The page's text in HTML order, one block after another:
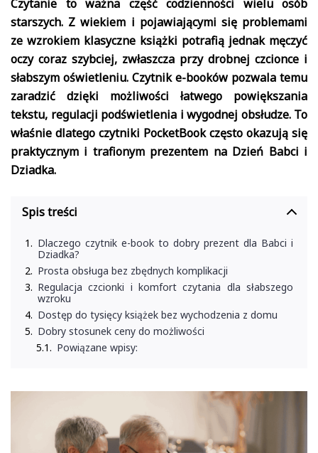
Czytanie to ważna część codzienności wielu osób
starszych. Z wiekiem i pojawiającymi się problemami
ze wzrokiem klasyczne książki potrafią jednak męczyć
oczy coraz szybciej, zwłaszcza przy drobnej czcionce i
słabszym oświetleniu. Czytnik e-booków pozwala temu
zaradzić dzięki możliwości łatwego powiększania
tekstu, regulacji podświetlenia i wygodnej obsłudze. To
właśnie dlatego czytniki PocketBook często okazują się
praktycznym i trafionym prezentem na Dzień Babci i
Dziadka.
Spis treści
Dlaczego czytnik e-book to dobry prezent dla Babci i
Dziadka?
Prosta obsługa bez zbędnych komplikacji
Regulacja czcionki i komfort czytania dla słabszego
wzroku
Dostęp do tysięcy książek bez wychodzenia z domu
Dobry stosunek ceny do możliwości
Powiązane wpisy: